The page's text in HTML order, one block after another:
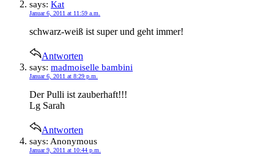
says: Kat
Januar 6, 2011 at 11:59 a.m.
schwarz-weiß ist super und geht immer!
Antworten
says: madmoiselle bambini
Januar 6, 2011 at 8:29 p.m.
Der Pulli ist zauberhaft!!!
Lg Sarah
Antworten
says: Anonymous
Januar 9, 2011 at 10:44 p.m.